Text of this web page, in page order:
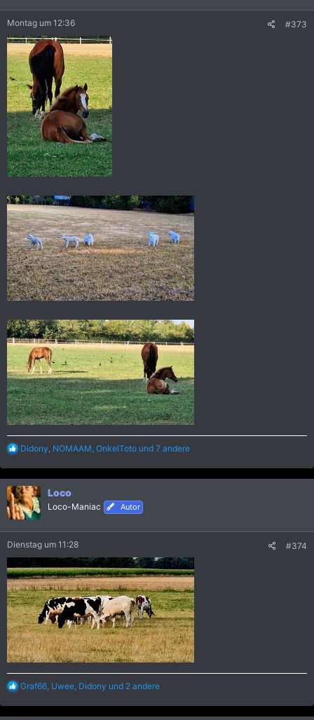
n
:
Montag um 12:36 #373
R
a
k
t
i
o
n
:
Didony NOMAAM OnkelToto und 7 andere
Loco
Loco-Maniac Autor
Dienstag um 11:28 #374
R
a
Graf66 Uwee Didony und 2 andere